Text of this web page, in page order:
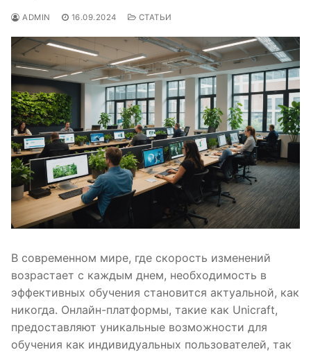
ADMIN 16.09.2024 СТАТЬИ
В современном мире, где скорость изменений
возрастает с каждым днем, необходимость в
эффективных обучения становится актуальной, как
никогда. Онлайн-платформы, такие как Unicraft,
предоставляют уникальные возможности для
обучения как индивидуальных пользователей, так